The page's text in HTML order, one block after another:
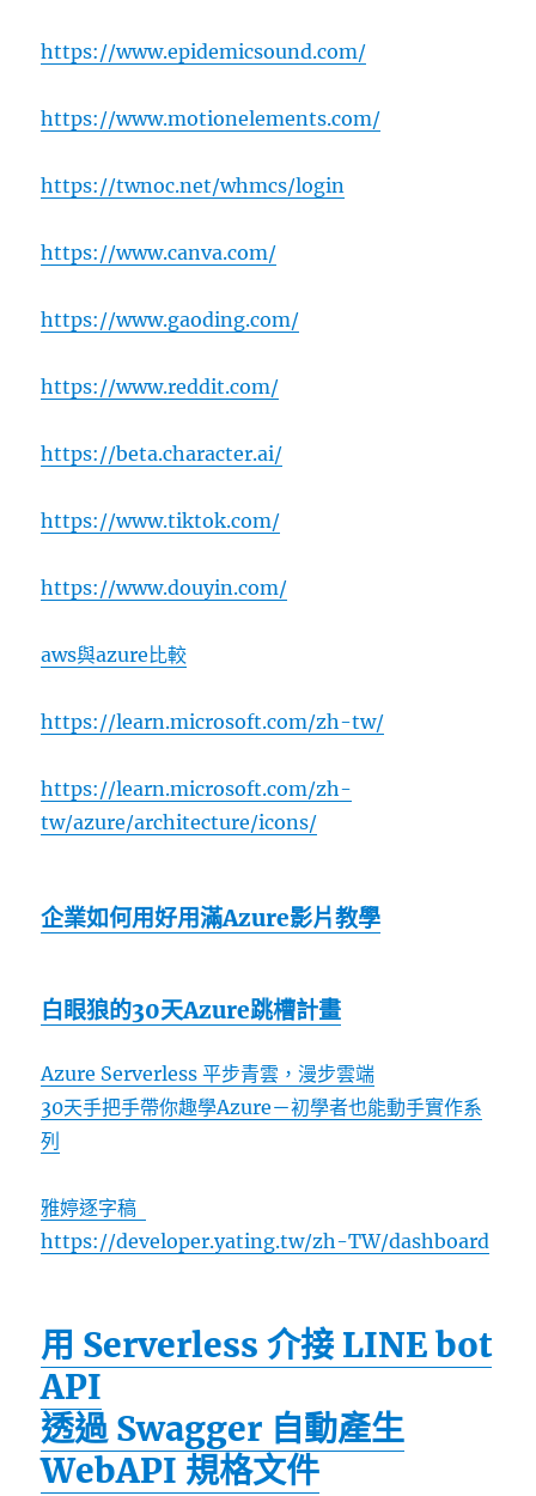
https://www.epidemicsound.com/
https://www.motionelements.com/
https://twnoc.net/whmcs/login
https://www.canva.com/
https://www.gaoding.com/
https://www.reddit.com/
https://beta.character.ai/
https://www.tiktok.com/
https://www.douyin.com/
aws與azure比較
https://learn.microsoft.com/zh-tw/
https://learn.microsoft.com/zh-
tw/azure/architecture/icons/
企業如何用好用滿Azure影片教學
白眼狼的30天Azure跳槽計畫
Azure Serverless 平步青雲，漫步雲端
30天手把手帶你趣學Azure－初學者也能動手實作系
列
雅婷逐字稿
https://developer.yating.tw/zh-TW/dashboard
用 Serverless 介接 LINE bot
API
透過 Swagger 自動產生
WebAPI 規格文件